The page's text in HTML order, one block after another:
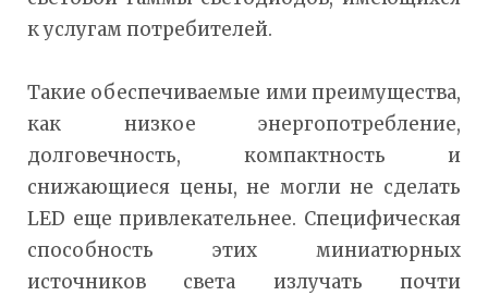
к услугам потребителей.
Такие обеспечиваемые ими преимущества,
как низкое энергопотребление,
долговечность, компактность и
снижающиеся цены, не могли не сделать
LED еще привлекательнее. Специфическая
способность этих миниатюрных
источников света излучать почти